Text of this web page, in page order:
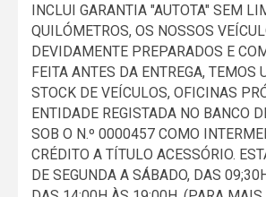
INCLUI GARANTIA "AUTOTA" SEM
QUILÓMETROS, OS NOSSOS
DEVIDAMENTE PREPARADOS E
FEITA ANTES DA ENTREGA, TEMOS
STOCK DE VEÍCULOS, OFICINAS
ENTIDADE REGISTADA NO BANCO
SOB O N.º 0000457 COMO
CRÉDITO A TÍTULO ACESSÓRIO.
DE SEGUNDA A SÁBADO, DAS